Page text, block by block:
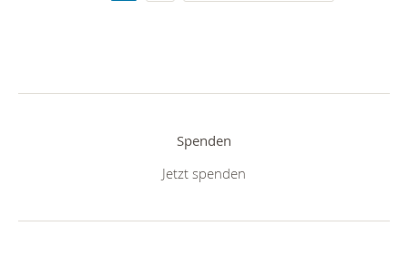
Spenden
Jetzt spenden